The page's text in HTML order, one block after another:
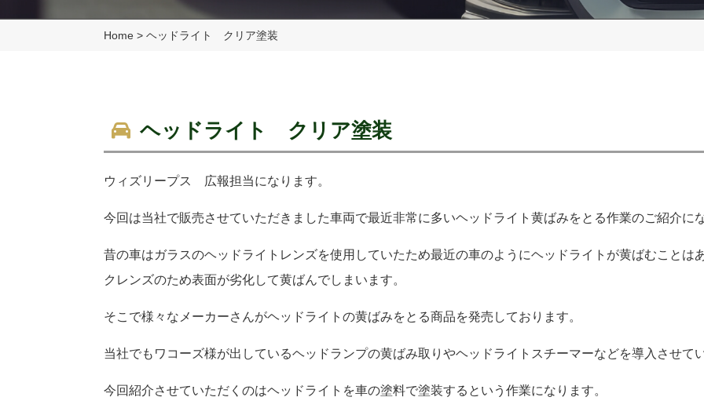
Home > ヘッドライト クリア塗装
ヘッドライト クリア塗装
ウィズリープス 広報担当になります。
今回は当社で販売させていただきました車両で最近非常に多いヘッドライト黄ばみをとる作業のご紹介に
昔の車はガラスのヘッドライトレンズを使用していたため最近の車のようにヘッドライトが黄ばむことは
クレンズのため表面が劣化して黄ばんでしまいます。
そこで様々なメーカーさんがヘッドライトの黄ばみをとる商品を発売しております。
当社でもワコーズ様が出しているヘッドランプの黄ばみ取りやヘッドライトスチーマーなどを導入させて
今回紹介させていただくのはヘッドライトを車の塗料で塗装するという作業になります。